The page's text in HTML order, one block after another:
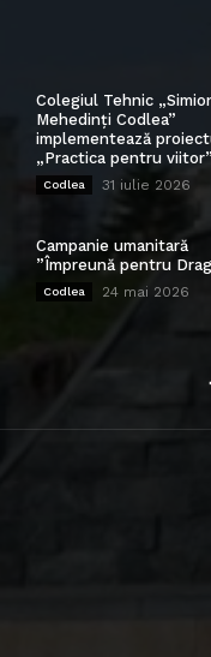
Colegiul Tehnic
Mehedinți Codlea”
implementează
„Practica pentru viitor”
Codlea 31 iulie 2026
Campanie umanitară
”Împreună pentru
Codlea 24 mai 2026